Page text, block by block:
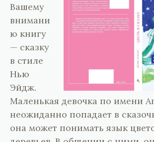
Вашему
внимани
ю книгу
— сказку
в стиле
Нью
Эйдж.
Маленькая девочка по имени
неожиданно попадает в
она может понимать язык